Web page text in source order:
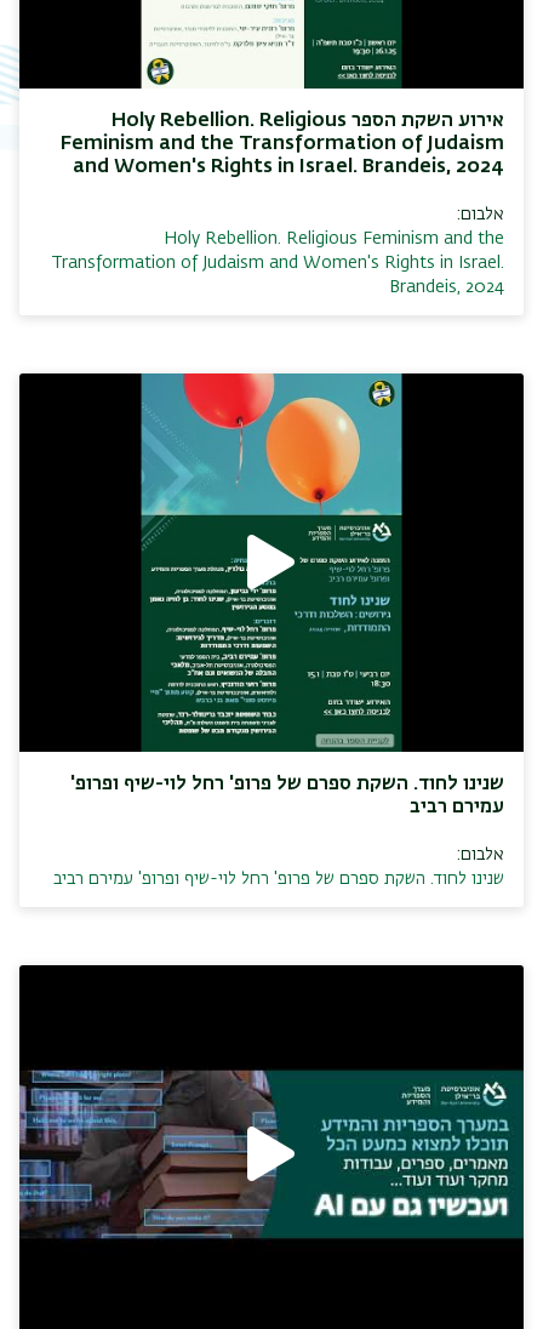
אירוע השקת הספר Holy Rebellion. Religious
Feminism and the Transformation of Judaism
and Women's Rights in Israel. Brandeis, 2024
אלבום:
Holy Rebellion. Religious Feminism and the
Transformation of Judaism and Women's Rights in Israel.
Brandeis, 2024
שנינו לחוד. השקת ספרם של פרופ' רחל לוי-שיף ופרופ'
עמירם רביב
אלבום:
שנינו לחוד. השקת ספרם של פרופ' רחל לוי-שיף ופרופ' עמירם רביב